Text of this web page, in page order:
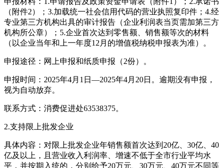
（附件2）；3.加载统一社会信用代码的营业执照复印件；4.经
专业第三方机构出具的审计报告（企业利润表当页需加第三方
机构所公章）；5.企业首次达到零售额、销售额等次的材料
（以企业当年和上一年度12月的增值税纳税申报表为准）。
申报途径：网上申报和纸质申报（2份）。
申报时间：2025年4月1日—2025年4月20日。逾期没有申报，
视为自动放弃。
联系方式：消费促进处63538375。
2.支持限上批发企业
具体内容：对限上批发企业年销售额首次达到20亿、30亿、40
亿及以上，且营业收入利润率、增速不低于全市行业平均水
平，并按期入统的，分别给予20万元、30万元、40万元不同等